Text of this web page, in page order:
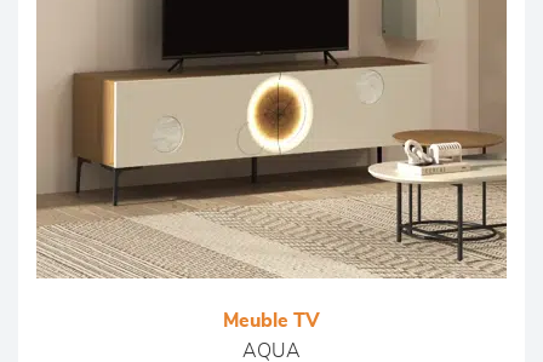
Meuble TV
AQUA